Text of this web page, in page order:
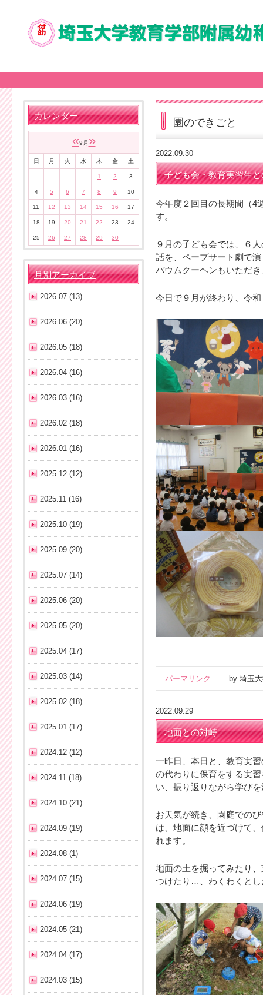
園のできごと
2022.09.30
子ども会・教育実習生
今年度２回目の長期間（4
す。
９月の子ども会では、６
話を、ペープサート劇で
バウムクーヘンもいただ
今日で９月が終わり、令
パーマリンク by 埼玉
2022.09.29
地面との対峙
一昨日、本日と、教育実
の代わりに保育をする実
い、振り返りながら学び
お天気が続き、園庭での
は、地面に顔を近づけて
れます。
地面の土を掘ってみたり
つけたり…、わくわくと
カレンダー
«9月 »
日 月 火 水 木 金 土
1 2 3
4 5 6 7 8 9 10
11 12 13 14 15 16 17
18 19 20 21 22 23 24
25 26 27 28 29 30
月別アーカイブ
2026.07 (13)
2026.06 (20)
2026.05 (18)
2026.04 (16)
2026.03 (16)
2026.02 (18)
2026.01 (16)
2025.12 (12)
2025.11 (16)
2025.10 (19)
2025.09 (20)
2025.07 (14)
2025.06 (20)
2025.05 (20)
2025.04 (17)
2025.03 (14)
2025.02 (18)
2025.01 (17)
2024.12 (12)
2024.11 (18)
2024.10 (21)
2024.09 (19)
2024.08 (1)
2024.07 (15)
2024.06 (19)
2024.05 (21)
2024.04 (17)
2024.03 (15)